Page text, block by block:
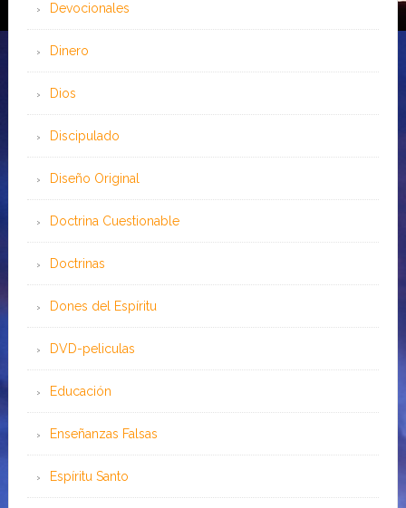
Devocionales
Dinero
Dios
Discipulado
Diseño Original
Doctrina Cuestionable
Doctrinas
Dones del Espíritu
DVD-peliculas
Educación
Enseñanzas Falsas
Espíritu Santo